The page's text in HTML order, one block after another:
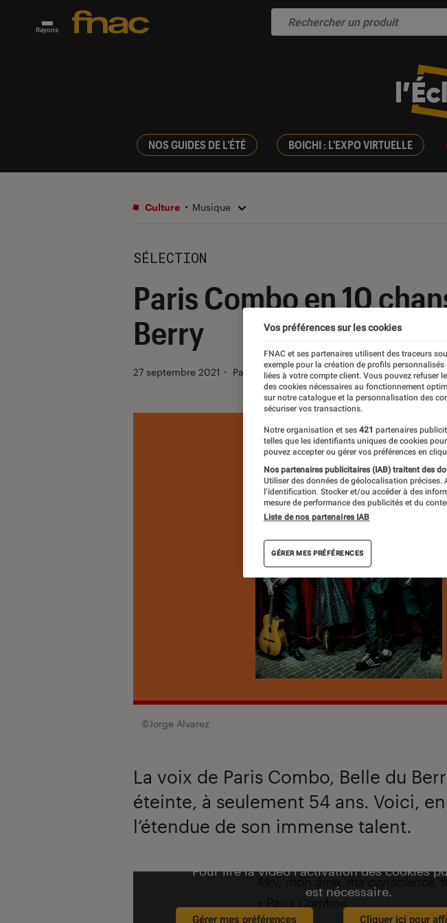
Rayons
NOS GUIDES DE L'ÉTÉ BOICHI : L'EXPO VIRTUELLE
Culture Musique
SÉLECTION
Paris Combo en 10
Berry
27 septembre 2021 ・ Par Manue
©Jorge Alvarez
La voix de Paris Combo, Belle du
éteinte, à seulement 54 ans. Voici,
l’étendue de son immense talent.
IntroductionPour lire la vidéo l’activation des cookies
est nécessaire.
Gérer mes préférences Cliquer ici pour
,
Vos préférences sur les cookies
FNAC et ses partenaires utilisent des traceurs
exemple pour la création de profils
liées à votre compte client. Vous pouvez refuser
des cookies nécessaires au fonctionnement
sur notre catalogue et la personnalisation des
sécuriser vos transactions.
Notre organisation et ses 421 partenaires
telles que les identifiants uniques de cookies
pouvez accepter ou gérer vos préférences en
Nos partenaires publicitaires (IAB) traitent des
Utiliser des données de géolocalisation
l’identification. Stocker et/ou accéder à des
mesure de performance des publicités et du
Liste de nos partenaires IAB
GÉRER MES PRÉFÉRENCES